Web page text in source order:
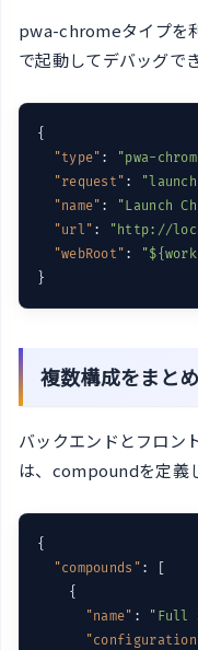
pwa-chromeタイプを
で起動してデバッグで
{
"type" : "pwa-
"request" :
"name" : "Launch
"url" : "http://
"webRoot" :
複数構成をまと
バックエンドとフロン
は、compoundを定義
{
"compounds" : [
    {
"name" : "Full